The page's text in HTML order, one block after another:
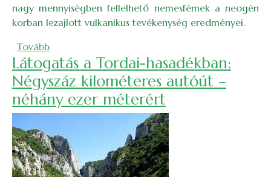
nagy mennyiségben fellelhető nemesfémek a neogén
korban lezajlott vulkanikus tevékenység eredményei.
Tovább(Ősz az Erdélyi Érchegységben)
Látogatás a Tordai-hasadékban:
Négyszáz kilométeres autóút –
néhány ezer méterért